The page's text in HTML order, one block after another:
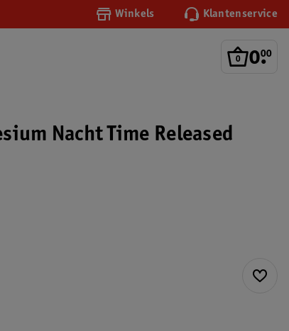
Winkels Klantenservice
0.
00
Nacht Time Released